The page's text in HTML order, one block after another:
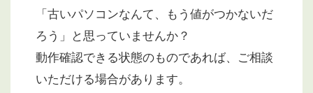
「古いパソコンなんて、もう値がつかないだ
ろう」と思っていませんか？
動作確認できる状態のものであれば、ご相談
いただける場合があります。